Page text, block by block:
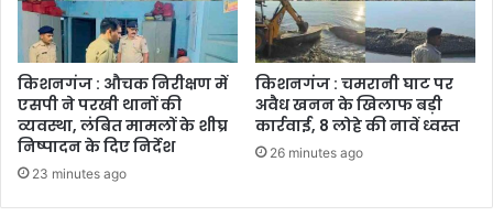
किशनगंज : औचक निरीक्षण में
एसपी ने परखी थानों की
व्यवस्था, लंबित मामलों के शीघ्र
निष्पादन के दिए निर्देश
23 minutes ago
किशनगंज : चमरानी घाट पर
अवैध खनन के खिलाफ बड़ी
कार्रवाई, 8 लोहे की नावें ध्वस्त
26 minutes ago